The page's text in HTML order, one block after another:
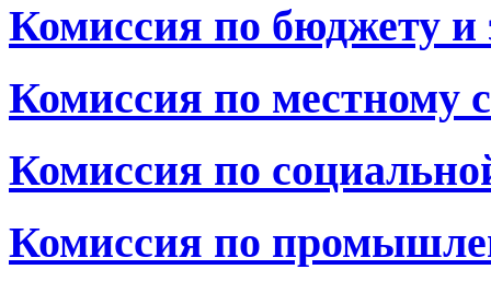
Комиссия по бюджету и
Комиссия по местному
Комиссия по
Комиссия по